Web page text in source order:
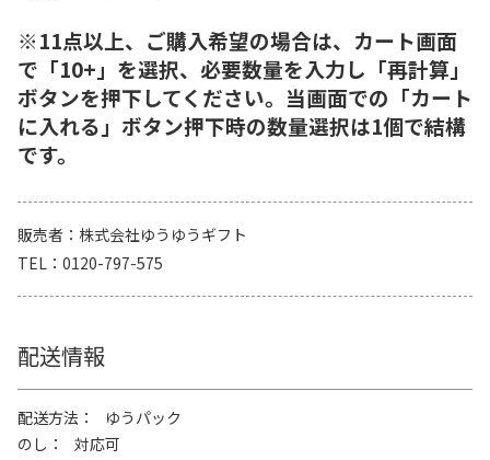
※11点以上、ご購入希望の場合は、カート画面
で「10+」を選択、必要数量を入力し「再計算」
ボタンを押下してください。当画面での「カート
に入れる」ボタン押下時の数量選択は1個で結構
です。
販売者
株式会社ゆうゆうギフト
TEL
0120-797-575
配送情報
配送方法
ゆうパック
のし
対応可